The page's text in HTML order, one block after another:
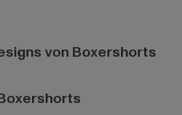
von Boxershorts